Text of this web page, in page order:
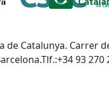
de Catalunya. Carrer
93 270